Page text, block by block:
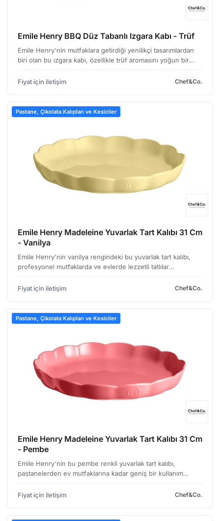
Emile Henry BBQ Düz Tabanlı Izgara Kabı - Trüf
Emile Henry'nin mutfaklara getirdiği yenilikçi tasarımlardan
biri olan bu ızgara kabı, özellikle trüf aromasını yoğun bir
geliştirilmiş. Hem profesyonel mutfak…
Fiyat için iletişim Chef&Co.
Pastane, Çikolata Kalıpları ve Kesiciler
Emile Henry Madeleine Yuvarlak Tart Kalıbı 31 Cm
- Vanilya
Emile Henry'nin vanilya rengindeki bu yuvarlak tart kalıbı,
profesyonel mutfaklarda ve evlerde lezzetli tatlılar
Henry'nin sunduğu bu ürün, hem estetik görü…
Fiyat için iletişim Chef&Co.
Pastane, Çikolata Kalıpları ve Kesiciler
Emile Henry Madeleine Yuvarlak Tart Kalıbı 31 Cm
- Pembe
Emile Henry'nin bu pembe renkli yuvarlak tart kalıbı,
pastanelerden ev mutfaklarına kadar geniş bir kullanım
amaçlı tatlı yapımında, özellikle de madeleine gibi k…
Fiyat için iletişim Chef&Co.